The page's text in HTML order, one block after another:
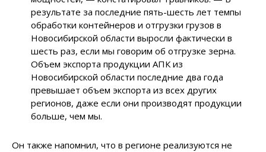
результате за последние пять-шесть лет темпы
обработки контейнеров и отгрузки грузов в
Новосибирской области выросли фактически в
шесть раз, если мы говорим об отгрузке зерна.
Объем экспорта продукции АПК из
Новосибирской области последние два года
превышает объем экспорта из всех других
регионов, даже если они производят продукции
больше, чем мы.
Он также напомнил, что в регионе реализуются не